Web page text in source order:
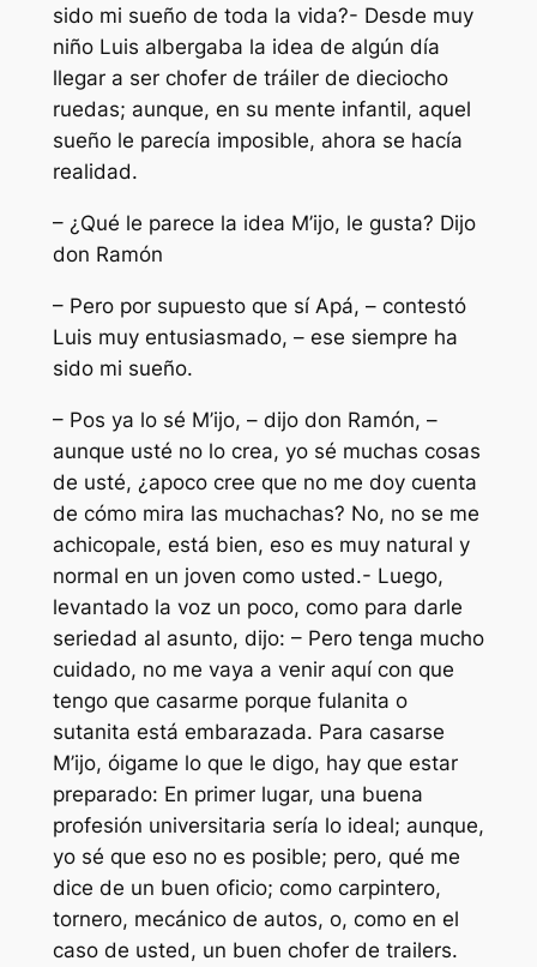
sido mi sueño de toda la vida?- Desde muy
niño Luis albergaba la idea de algún día
llegar a ser chofer de tráiler de dieciocho
ruedas; aunque, en su mente infantil, aquel
sueño le parecía imposible, ahora se hacía
realidad.
– ¿Qué le parece la idea M’ijo, le gusta? Dijo
don Ramón
– Pero por supuesto que sí Apá, – contestó
Luis muy entusiasmado, – ese siempre ha
sido mi sueño.
– Pos ya lo sé M’ijo, – dijo don Ramón, –
aunque usté no lo crea, yo sé muchas cosas
de usté, ¿apoco cree que no me doy cuenta
de cómo mira las muchachas? No, no se me
achicopale, está bien, eso es muy natural y
normal en un joven como usted.- Luego,
levantado la voz un poco, como para darle
seriedad al asunto, dijo: – Pero tenga mucho
cuidado, no me vaya a venir aquí con que
tengo que casarme porque fulanita o
sutanita está embarazada. Para casarse
M’ijo, óigame lo que le digo, hay que estar
preparado: En primer lugar, una buena
profesión universitaria sería lo ideal; aunque,
yo sé que eso no es posible; pero, qué me
dice de un buen oficio; como carpintero,
tornero, mecánico de autos, o, como en el
caso de usted, un buen chofer de trailers.